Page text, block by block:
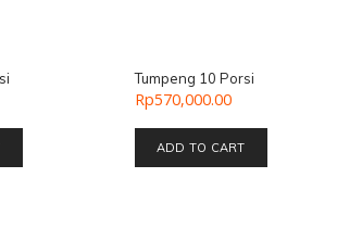
Tumpeng 10 Porsi
Rp570,000.00
ADD TO CART